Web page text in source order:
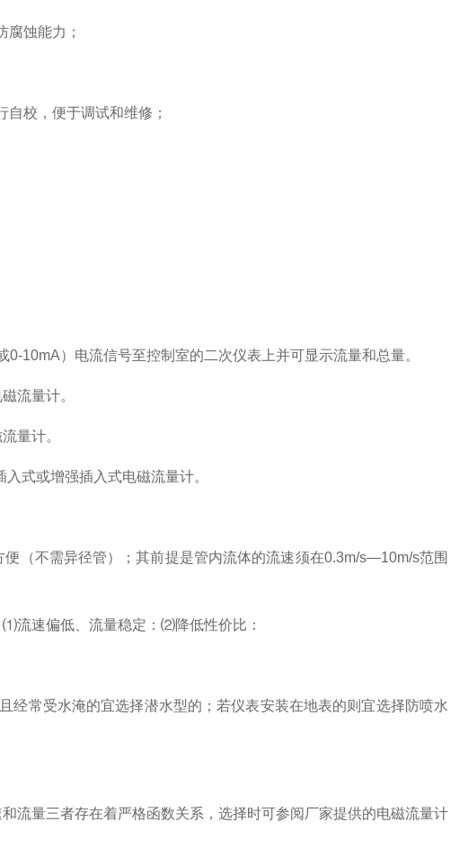
蚀能力；
校，便于调试和维修；
）电流信号至控制室的二次仪表上并可显示流量和总量。
流量计。
量计。
式或增强插入式电磁流量计。
不需异径管）；其前提是管内流体的流速须在0.3m/s—10m/s范围
速偏低、流量稳定：⑵降低性价比：
常受水淹的宜选择潜水型的；若仪表安装在地表的则宜选择防喷水
量三者存在着严格函数关系，选择时可参阅厂家提供的电磁流量计